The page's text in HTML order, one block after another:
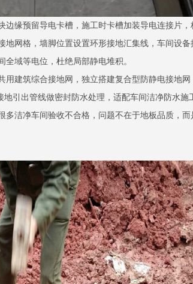
边缘预留导电卡槽，施工时卡槽加装导电连接片
网格，墙脚位置设置环形接地汇集线，车间设备
域等电位，杜绝局部静电堆积。
用建筑综合接地网，独立搭建复合型防静电接地
引出管线做密封防水处理，适配车间洁净防水施
洁净车间验收不合格，问题不在于地板品质，而